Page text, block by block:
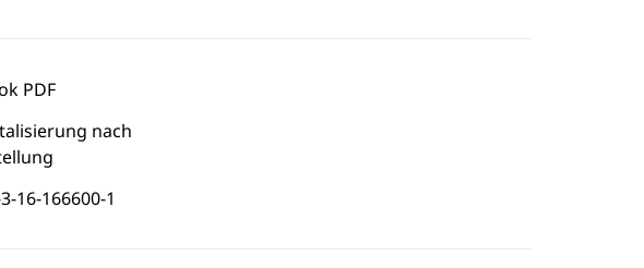
PDF
nach
16-166600-1